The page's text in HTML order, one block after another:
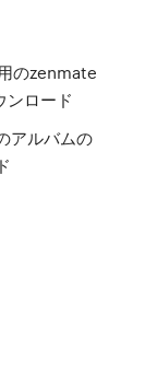
のzenmate
ロード
アルバムの